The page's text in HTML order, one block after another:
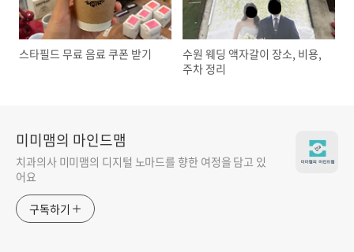
스타필드 무료 음료 쿠폰 받기
수원 웨딩 액자갈이 장소, 비용,
주차 정리
미미맴의 마인드맴
치과의사 미미맴의 디지털 노마드를 향한 여정을 담고 있
어요
구독하기